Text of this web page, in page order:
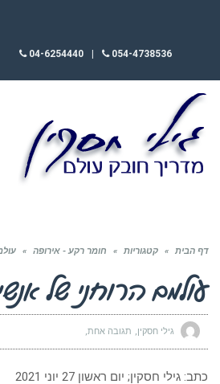
054-4738536
04-6254440
דף הבית » קטגוריות » חומר רקע - אירופה »
עולמם הרוחני של
גילי חסקין תגובה אחת
כתב: גילי חסקין; ‏יום ראשון 27 יוני 2021